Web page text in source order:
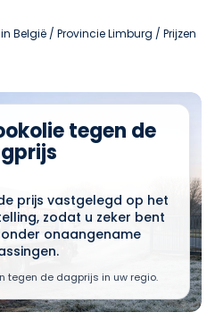
België / Provincie Limburg / Prijzen
tegen de
prijs vastgelegd op het
zodat u zeker bent
onaangename
tegen de dagprijs in uw regio.